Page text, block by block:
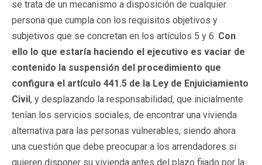
se trata de un mecanismo a disposición de cualquier
persona que cumpla con los requisitos objetivos y
subjetivos que se concretan en los artículos 5 y 6. Con
ello lo que estaría haciendo el ejecutivo es vaciar de
contenido la suspensión del procedimiento que
configura el artículo 441.5 de la Ley de Enjuiciamiento
Civil, y desplazando la responsabilidad, que inicialmente
tenían los servicios sociales, de encontrar una vivienda
alternativa para las personas vulnerables, siendo ahora
una cuestión que debe preocupar a los arrendadores si
quieren disponer su vivienda antes del plazo fijado por la